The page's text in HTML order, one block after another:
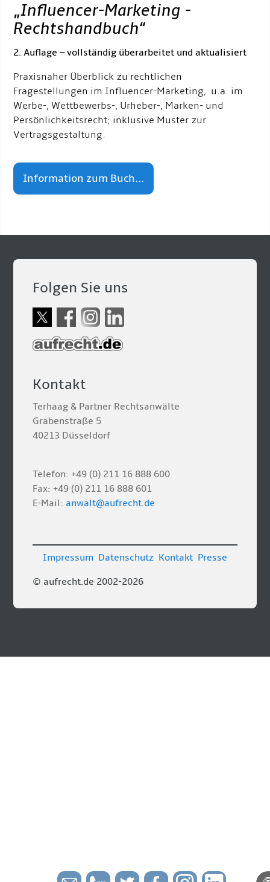
„Influencer-Marketing -
Rechtshandbuch“
2. Auflage – vollständig überarbeitet und aktualisiert
Praxisnaher Überblick zu rechtlichen
Fragestellungen im Influencer-Marketing, u.a. im
Werbe-, Wettbewerbs-, Urheber-, Marken- und
Persönlichkeitsrecht; inklusive Muster zur
Vertragsgestaltung.
Information zum Buch...
Folgen Sie uns
Kontakt
Terhaag & Partner Rechtsanwälte
Grabenstraße 5
40213 Düsseldorf
Telefon: +49 (0) 211 16 888 600
Fax: +49 (0) 211 16 888 601
E-Mail:anwalt@aufrecht.de
© aufrecht.de 2002-2026
Impressum Datenschutz Kontakt Presse